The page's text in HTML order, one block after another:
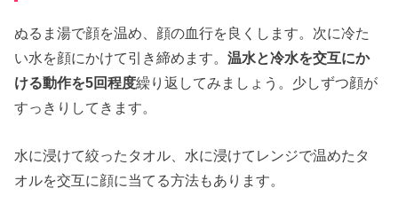
ぬるま湯で顔を温め、顔の血行を良くします。次に冷た
い水を顔にかけて引き締めます。温水と冷水を交互にか
ける動作を5回程度繰り返してみましょう。少しずつ顔が
すっきりしてきます。
水に浸けて絞ったタオル、水に浸けてレンジで温めたタ
オルを交互に顔に当てる方法もあります。